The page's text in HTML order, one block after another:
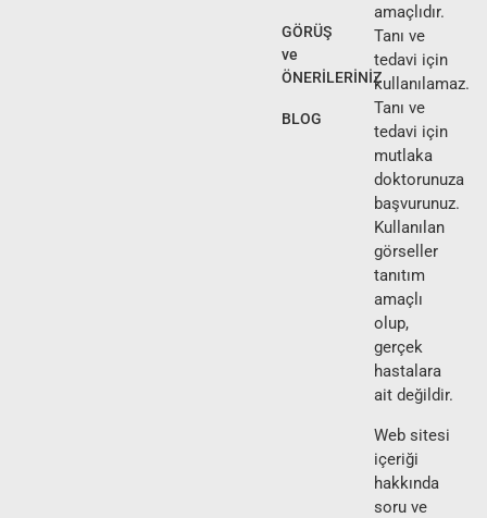
GÖRÜŞ
ve
ÖNERİLERİNİZ
BLOG
amaçlıdır.
Tanı ve
tedavi için
kullanılamaz.
Tanı ve
tedavi için
mutlaka
doktorunuza
başvurunuz.
Kullanılan
görseller
tanıtım
amaçlı
olup,
gerçek
hastalara
ait değildir.
Web sitesi
içeriği
hakkında
soru ve